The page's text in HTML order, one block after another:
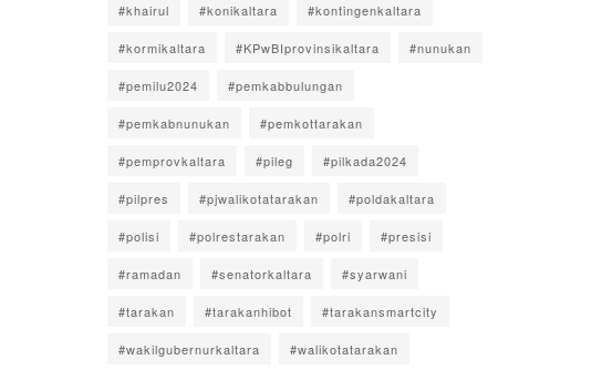
#khairul #konikaltara #kontingenkaltara
#kormikaltara #KPwBIprovinsikaltara #nunukan
#pemilu2024 #pemkabbulungan
#pemkabnunukan #pemkottarakan
#pemprovkaltara #pileg #pilkada2024
#pilpres #pjwalikotatarakan #poldakaltara
#polisi #polrestarakan #polri #presisi
#ramadan #senatorkaltara #syarwani
#tarakan #tarakanhibot #tarakansmartcity
#wakilgubernurkaltara #walikotatarakan